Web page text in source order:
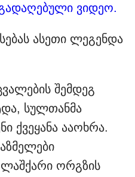
ვიდეო.
ასეთი ლეგენდა
შემდეგ
სულთანმა
ქვეყანა ააოხრა.
ორგზის